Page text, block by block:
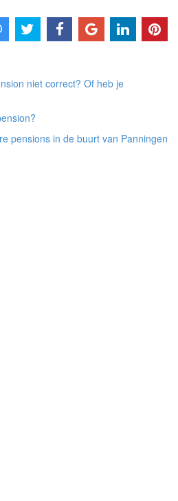
niet correct? Of heb je
pensions in de buurt van Panningen